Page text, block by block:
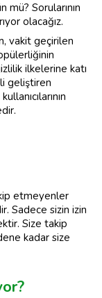
Sorularının
olacağız.
vakit geçirilen
ilkelerine katı
geliştiren
etmeyenler
Sadece sizin izin
Size takip
kadar size